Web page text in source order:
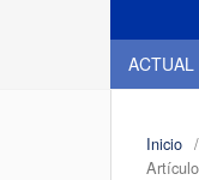
ACTUAL
Inicio /